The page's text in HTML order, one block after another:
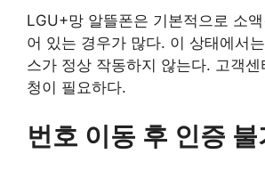
LGU+망 알뜰폰은 기본적으로 소
어 있는 경우가 많다. 이 상태에서
스가 정상 작동하지 않는다. 고객센
청이 필요하다.
번호 이동 후 인증 불